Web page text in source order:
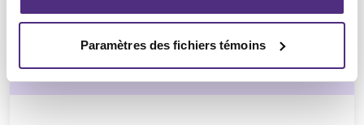
Paramètres des fichiers témoins
Stéphane Gauvin
CPA, PAIR, SAI